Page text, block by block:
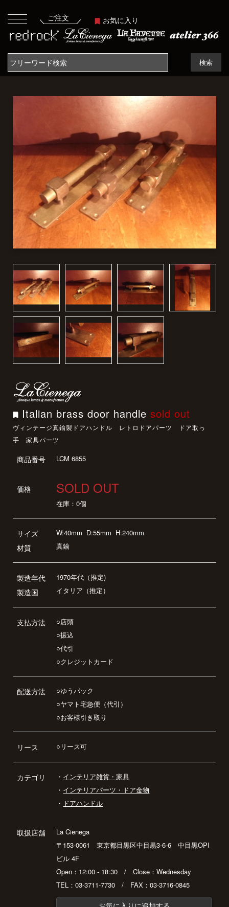
ご注文 お気に入り
検索
Italian brass door handlesold out
ヴィンテージ真鍮製ドアハンドル レトロドアパーツ ドア取っ
手 家具パーツ
商品番号 LCM 6855
価格 SOLD OUT
在庫：0個
サイズ
材質
W:40mm D:55mm H:240mm
真鍮
製造年代
製造国
1970年代（推定)
イタリア（推定）
支払方法
○店頭
○振込
○代引
○クレジットカード
配送方法
○ゆうパック
○ヤマト宅急便（代引）
○お客様引き取り
リース ○リース可
カテゴリ ・ インテリア雑貨・家具
・ インテリアパーツ・ドア金物
・ ドアハンドル
取扱店舗
La Cienega
〒153-0061 東京都目黒区中目黒3-6-6 中目黒OPI
ビル 4F
Open：12:00 - 18:30 / Close：Wednesday
TEL：03-3711-7730 / FAX：03-3716-0845